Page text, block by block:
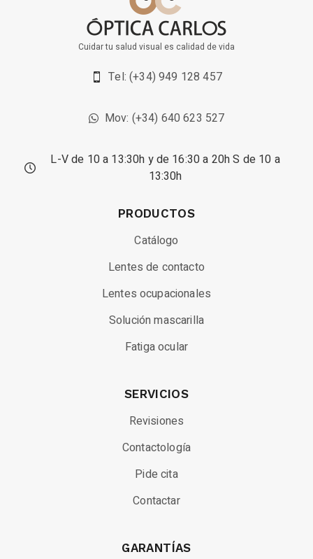
Cuidar tu salud visual es calidad de vida
Tel: (+34) 949 128 457
Mov: (+34) 640 623 527
L-V de 10 a 13:30h y de 16:30 a 20h S de 10 a
13:30h
PRODUCTOS
Catálogo
Lentes de contacto
Lentes ocupacionales
Solución mascarilla
Fatiga ocular
SERVICIOS
Revisiones
Contactología
Pide cita
Contactar
GARANTÍAS